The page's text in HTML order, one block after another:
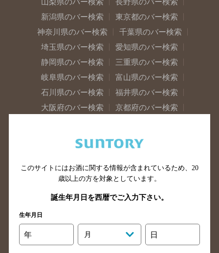
山梨県のバー検索
長野県のバー検索
新潟県のバー検索
東京都のバー検索
神奈川県のバー検索
千葉県のバー検索
埼玉県のバー検索
愛知県のバー検索
静岡県のバー検索
三重県のバー検索
岐阜県のバー検索
富山県のバー検索
石川県のバー検索
福井県のバー検索
大阪府のバー検索
京都府のバー検索
滋賀県のバー検索
和歌山県のバー検索
山口県のバー検索
鳥取県のバー検索
島根県のバー検索
徳島県のバー検索
香川県のバー検索
愛媛県のバー検索
高知県のバー検索
長崎県のバー検索
佐賀県のバー検索
大分県のバー検索
熊本県のバー検索
このサイトにはお酒に関する情報が含まれているため、 20
歳以上の方を対象としています。
誕生年月日を西暦でご入力下さい。
生年月日
年 月 日